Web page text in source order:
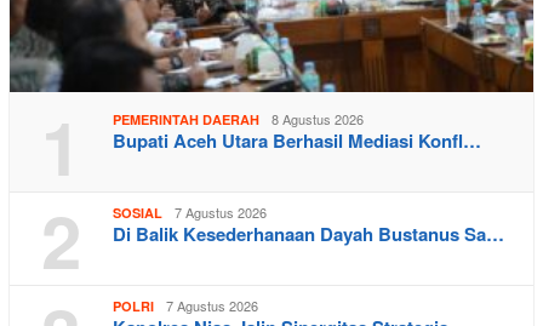
1 PEMERINTAH DAERAH 8 Agustus 2026
Bupati Aceh Utara Berhasil Mediasi Konfl…
2 SOSIAL 7 Agustus 2026
Di Balik Kesederhanaan Dayah Bustanus Sa…
POLRI 7 Agustus 2026